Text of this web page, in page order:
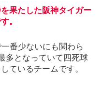
果たした阪神タイガー
。
番少ないにも関わら
多となっていて四死球
ているチームです。